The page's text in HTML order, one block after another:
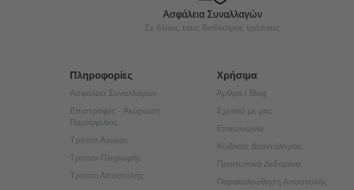
Ασφάλεια Συναλλαγών
Σε όλους τους διαθέσιμος τρόπους
Πληροφορίες
Ασφάλεια Συναλλαγών
Επιστροφές - Ακύρωση
Παραγγελίας
Τρόποι Αγοράς
Τρόποι Πληρωμής
Τρόποι Αποστολής
Χρήσιμα
Άρθρα / Blog
Σχετικά με μας
Επικοινωνία
Κώδικας Δεοντολογίας
Προσωπικά Δεδομένα
Παρακολούθηση Αποστολής